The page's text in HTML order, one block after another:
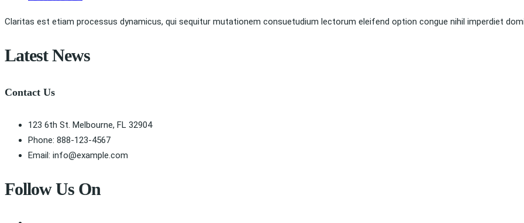
Claritas est etiam processus dynamicus, qui sequitur mutationem consuetudium lectorum eleifend option congue nihil imperdiet
Latest News
Contact Us
123 6th St. Melbourne, FL 32904
Phone: 888-123-4567
Email: info@example.com
Follow Us On